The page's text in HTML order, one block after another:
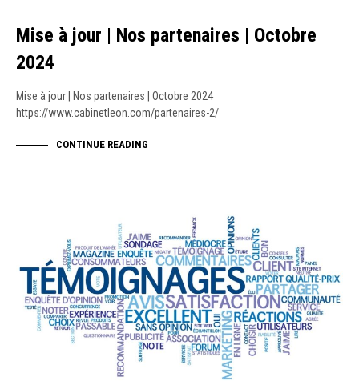
Mise à jour | Nos partenaires | Octobre
2024
Mise à jour | Nos partenaires | Octobre 2024
https://www.cabinetleon.com/partenaires-2/
CONTINUE READING